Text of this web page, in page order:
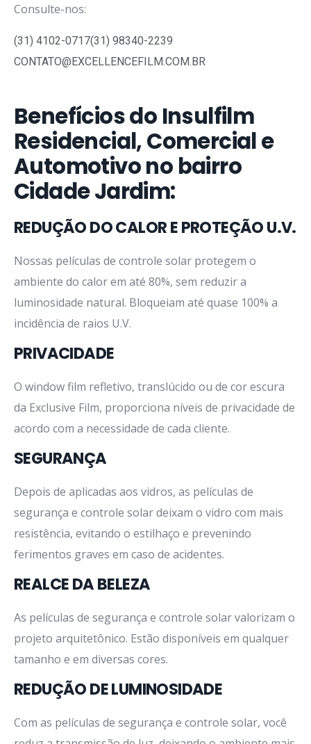
Consulte-nos:
(31) 4102-0717(31) 98340-2239
CONTATO@EXCELLENCEFILM.COM.BR
Benefícios do Insulfilm
Residencial, Comercial e
Automotivo no bairro
Cidade Jardim:
REDUÇÃO DO CALOR E PROTEÇÃO U.V.
Nossas películas de controle solar protegem o
ambiente do calor em até 80%, sem reduzir a
luminosidade natural. Bloqueiam até quase 100% a
incidência de raios U.V.
PRIVACIDADE
O window film refletivo, translúcido ou de cor escura
da Exclusive Film, proporciona níveis de privacidade de
acordo com a necessidade de cada cliente.
SEGURANÇA
Depois de aplicadas aos vidros, as películas de
segurança e controle solar deixam o vidro com mais
resistência, evitando o estilhaço e prevenindo
ferimentos graves em caso de acidentes.
REALCE DA BELEZA
As películas de segurança e controle solar valorizam o
projeto arquitetônico. Estão disponíveis em qualquer
tamanho e em diversas cores.
REDUÇÃO DE LUMINOSIDADE
Com as películas de segurança e controle solar, você